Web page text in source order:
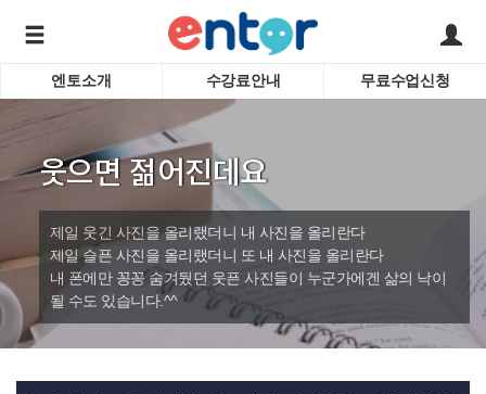
학습도우미 G1
바로가기
서비스안내
어린이
영자신
수업교
엔토소개 수강료안내 무료수업신청
웃으면 젊어진데요
제일 웃긴 사진을 올리랬더니 내 사진을 올리란다
제일 슬픈 사진을 올리랬더니 또 내 사진을 올리란다
내 폰에만 꽁꽁 숨겨뒀던 웃픈 사진들이 누군가에겐 삶의 낙이
될 수도 있습니다.^^